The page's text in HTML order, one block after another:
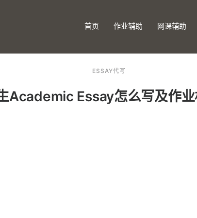
首页 作业辅助 网课辅助
ESSAY代写
Academic Essay怎么写及作